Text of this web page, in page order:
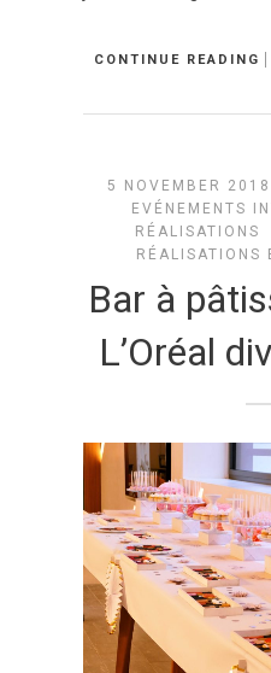
CONTINUE READING
5 NOVEMBER
EVÉNEMENTS
RÉALISATIONS
RÉALISATIONS
Bar à
L’Oréal